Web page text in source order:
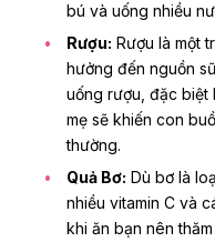
bú và uống nhiều
Rượu: Rượu là một
hưởng đến nguồn
uống rượu, đặc biệt
mẹ sẽ khiến con
thường.
Quả Bơ: Dù bơ là
nhiều vitamin C và
khi ăn bạn nên